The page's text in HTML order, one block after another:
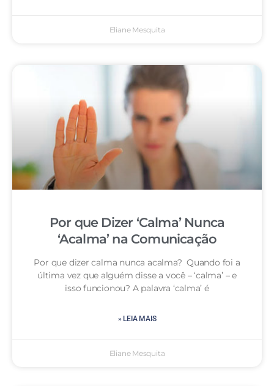
Eliane Mesquita
Por que Dizer ‘Calma’ Nunca
‘Acalma’ na Comunicação
Por que dizer calma nunca acalma? Quando foi a
última vez que alguém disse a você – ‘calma’ – e
isso funcionou? A palavra ‘calma’ é
» LEIA MAIS
Eliane Mesquita